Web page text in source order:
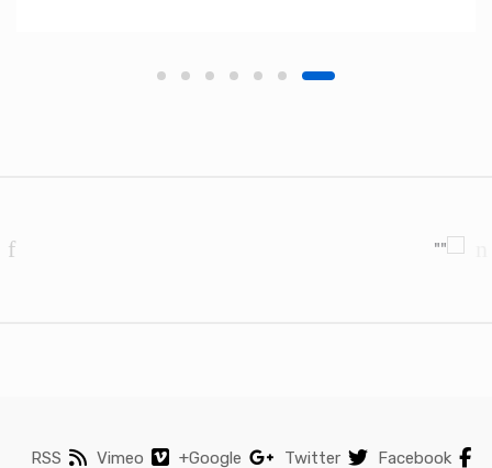
Facebook
Twitter
Google+
Vimeo
RSS